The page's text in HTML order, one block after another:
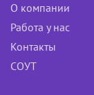
О компании
Работа у нас
Контакты
СОУТ